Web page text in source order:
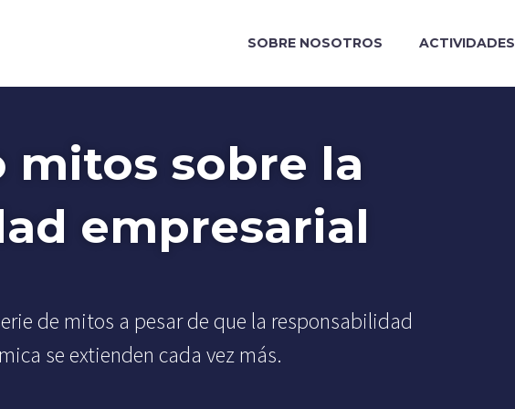
SOBRE NOSOTROS ACTIVIDADES
mitos sobre la
empresarial
de mitos a pesar de que la responsabilidad
se extienden cada vez más.